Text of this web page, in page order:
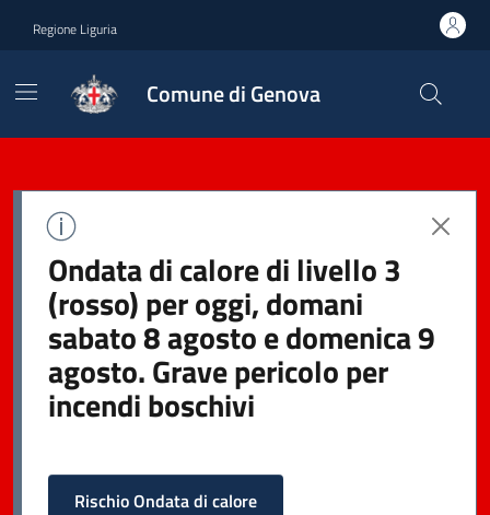
Regione Liguria
Comune di Genova
Ondata di calore di livello 3
(rosso) per oggi, domani
sabato 8 agosto e domenica 9
agosto. Grave pericolo per
incendi boschivi
Rischio Ondata di calore